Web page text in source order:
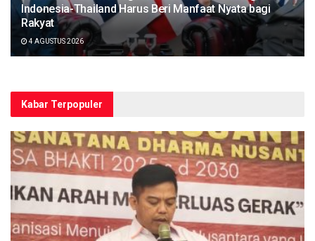
Indonesia-Thailand Harus Beri Manfaat Nyata bagi
Rakyat
4 AGUSTUS 2026
Kabar Terpopuler